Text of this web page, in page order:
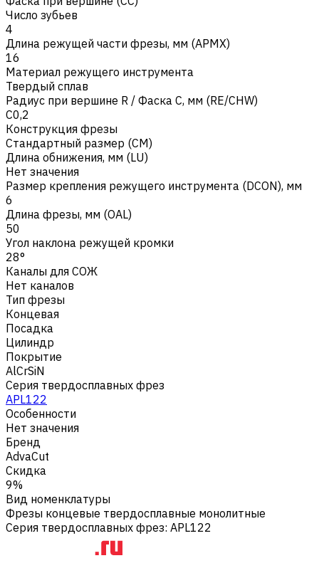
Число зубьев
4
Длина режущей части фрезы, мм (APMX)
16
Материал режущего инструмента
Твердый сплав
Радиус при вершине R / Фаска C, мм (RE/CHW)
C0,2
Конструкция фрезы
Стандартный размер (CM)
Длина обнижения, мм (LU)
Нет значения
Размер крепления режущего инструмента (DCON), мм
6
Длина фрезы, мм (OAL)
50
Угол наклона режущей кромки
28°
Каналы для СОЖ
Нет каналов
Тип фрезы
Концевая
Посадка
Цилиндр
Покрытие
AlCrSiN
Серия твердосплавных фрез
APL122
Особенности
Нет значения
Бренд
AdvaCut
Скидка
9%
Вид номенклатуры
Фрезы концевые твердосплавные монолитные
Серия твердосплавных фрез: APL122